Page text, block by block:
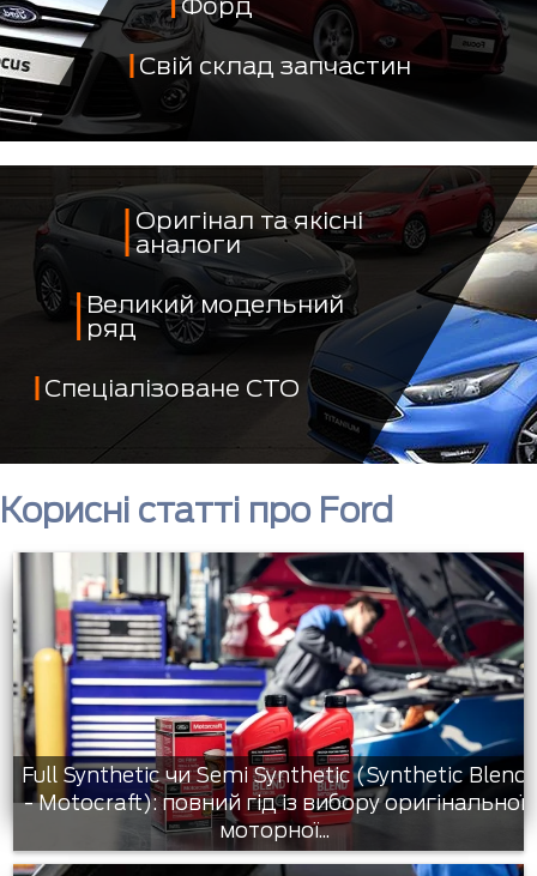
Форд
Свій склад запчастин
Оригінал та якісні
аналоги
Великий модельний
ряд
Спеціалізоване СТО
Корисні статті про Ford
Full Synthetic чи Semi Synthetic (Synthetic Blend
- Motocraft): повний гід із вибору оригінальної
моторної...